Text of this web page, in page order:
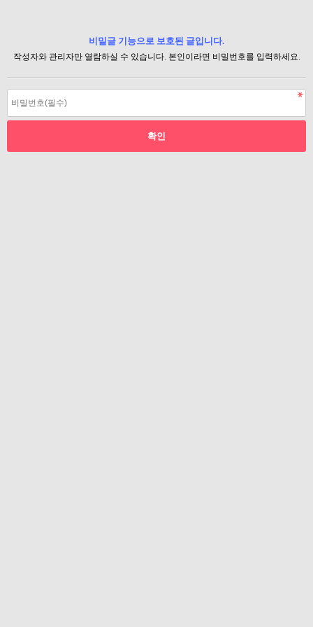
비밀글 기능으로 보호된 글입니다.
작성자와 관리자만 열람하실 수 있습니다. 본인이라면 비밀번호를 입력하세요.